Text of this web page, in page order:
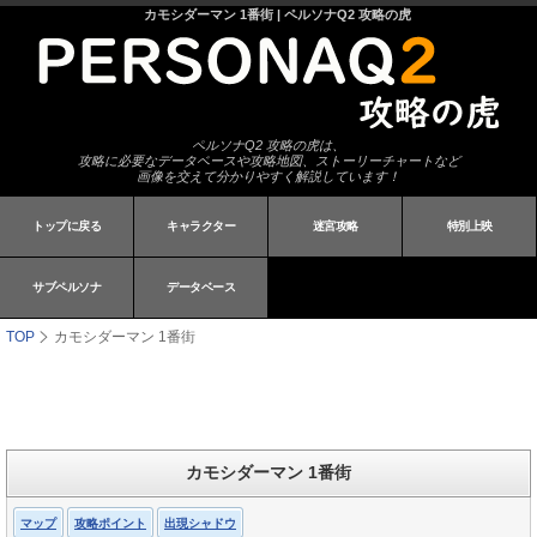
カモシダーマン 1番街 | ペルソナQ2 攻略の虎
ペルソナQ2 攻略の虎は、
攻略に必要なデータベースや攻略地図、ストーリーチャートなど
画像を交えて分かりやすく解説しています！
トップに戻る キャラクター 迷宮攻略 特別上映
サブペルソナ データベース
TOP カモシダーマン 1番街
カモシダーマン 1番街
マップ 攻略ポイント 出現シャドウ